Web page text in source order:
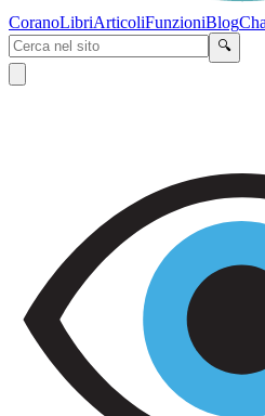
CoranoLibriArticoliFunzioniBlog
🔍